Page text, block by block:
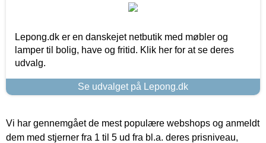
Lepong.dk er en danskejet netbutik med møbler og
lamper til bolig, have og fritid. Klik her for at se deres
udvalg.
Se udvalget på Lepong.dk
Vi har gennemgået de mest populære webshops og anmeldt
dem med stjerner fra 1 til 5 ud fra bl.a. deres prisniveau,